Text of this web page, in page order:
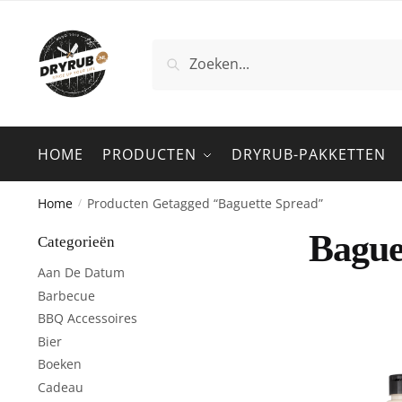
Zoeken
HOME PRODUCTEN DRYRUB-PAKKETTEN
Home / Producten Getagged “baguette Spread”
Categorieën
Aan De Datum
Barbecue
BBQ Accessoires
Bier
Boeken
Cadeau